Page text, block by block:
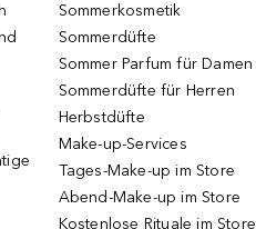
Sommerkosmetik
Sommerdüfte
Sommer Parfum für Damen
Sommerdüfte für Herren
Herbstdüfte
Make-up-Services
Tages-Make-up im Store
Abend-Make-up im Store
Kostenlose Rituale im Store